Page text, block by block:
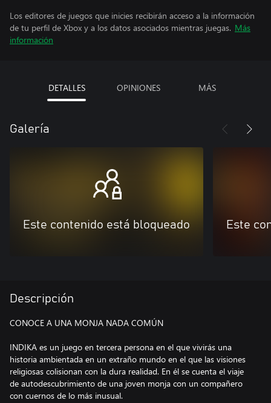
Los editores de juegos que inicies recibirán acceso a la información
de tu perfil de Xbox y a los datos asociados mientras juegas. Más
información
DETALLES OPINIONES MÁS
Galería
Este contenido está bloqueado Este
Descripción
CONOCE A UNA MONJA NADA COMÚN
INDIKA es un juego en tercera persona en el que vivirás una
historia ambientada en un extraño mundo en el que las visiones
religiosas colisionan con la dura realidad. En él se cuenta el viaje
de autodescubrimiento de una joven monja con un compañero
con cuernos de lo más inusual.